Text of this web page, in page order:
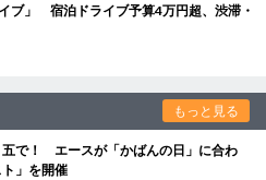
ブ」 宿泊ドライブ予算4万円超、渋滞・
もっと見る
五で！ エースが「かばんの日」に合わ
」を開催